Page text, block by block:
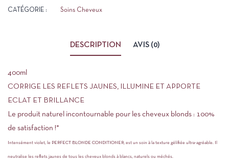
CATÉGORIE : Soins Cheveux
DESCRIPTION AVIS (0)
400ml
CORRIGE LES REFLETS JAUNES, ILLUMINE ET APPORTE
ECLAT ET BRILLANCE
Le produit naturel incontournable pour les cheveux blonds : 100%
de satisfaction !*
Intensément violet, le PERFECT BLONDE CONDITIONER, est un soin à la texture gélifiée ultra-agréable. Il
neutralise les reflets jaunes de tous les cheveux blonds à blancs, naturels ou méchés.